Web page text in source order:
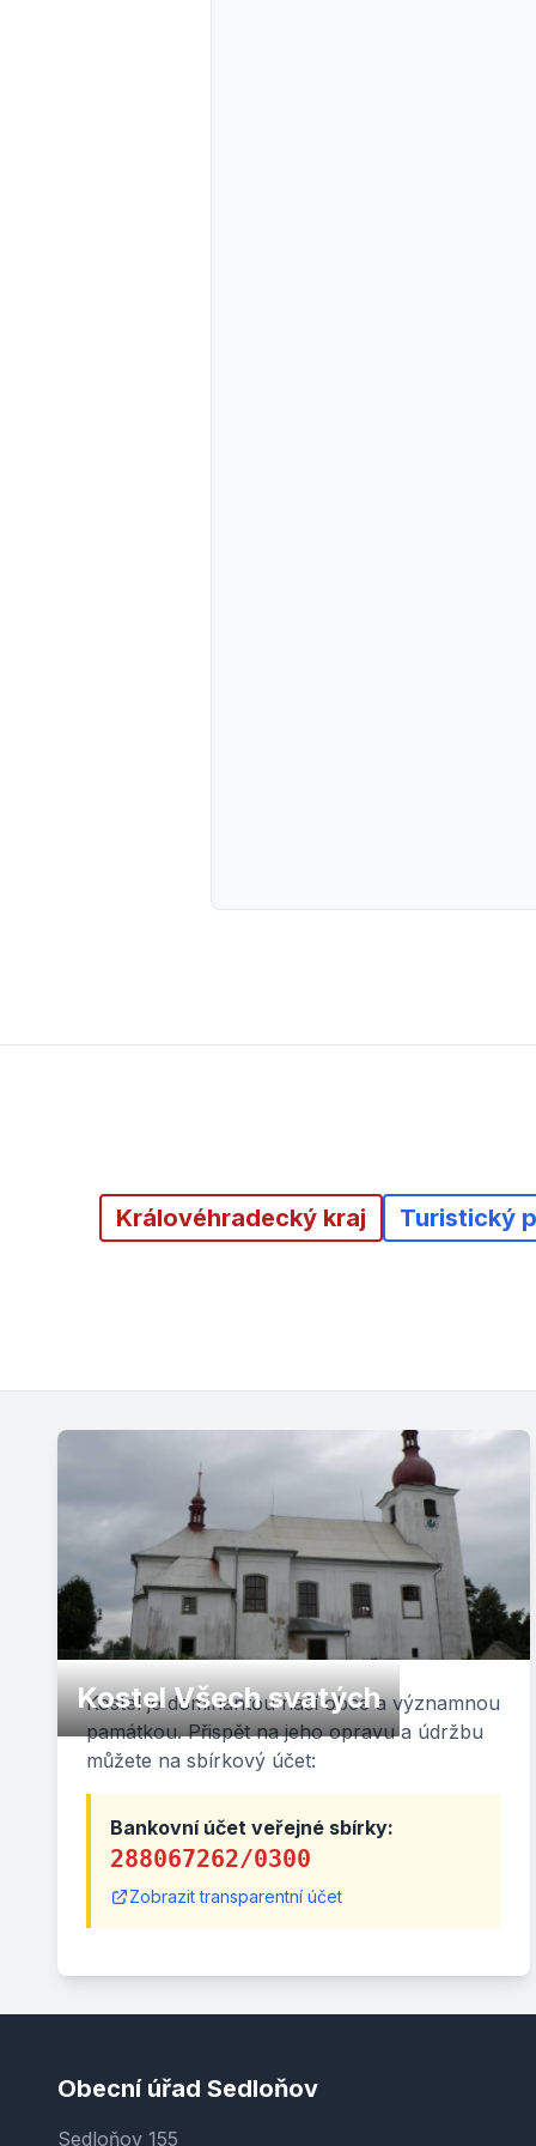
Královéhradecký kraj Turistický
Kostel Všech svatých
Kostel je dominantou naší obce a významnou
památkou. Přispět na jeho opravu a údržbu
můžete na sbírkový účet:
Bankovní účet veřejné sbírky:
288067262/0300
Zobrazit transparentní účet
Obecní úřad Sedloňov
Sedloňov 155